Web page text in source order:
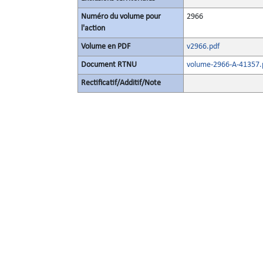
Numéro du volume pour
l'action
2966
Volume en PDF v2966.pdf
Document RTNU volume-2966-A-
Rectificatif/Additif/Note